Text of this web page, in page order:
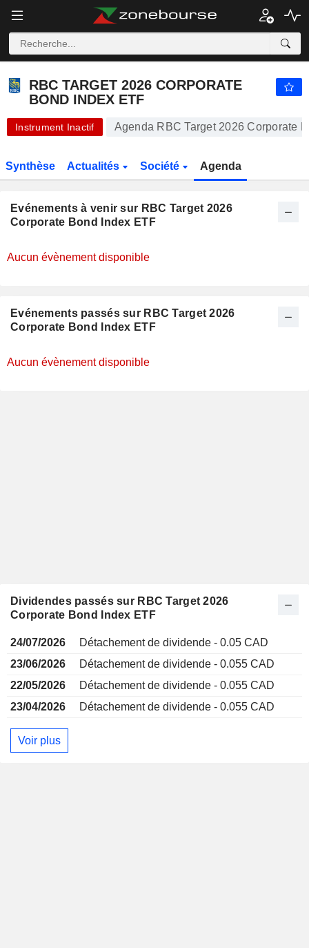
RBC TARGET 2026 CORPORATE
BOND INDEX ETF
Instrument Inactif Agenda RBC Target 2026 Corporate
Synthèse Actualités Société Agenda
Evénements à venir sur RBC Target 2026
Corporate Bond Index ETF
Aucun évènement disponible
Evénements passés sur RBC Target 2026
Corporate Bond Index ETF
Aucun évènement disponible
Dividendes passés sur RBC Target 2026
Corporate Bond Index ETF
24/07/2026
Détachement de dividende - 0.05 CAD
23/06/2026
Détachement de dividende - 0.055 CAD
22/05/2026
Détachement de dividende - 0.055 CAD
23/04/2026
Détachement de dividende - 0.055 CAD
Voir plus